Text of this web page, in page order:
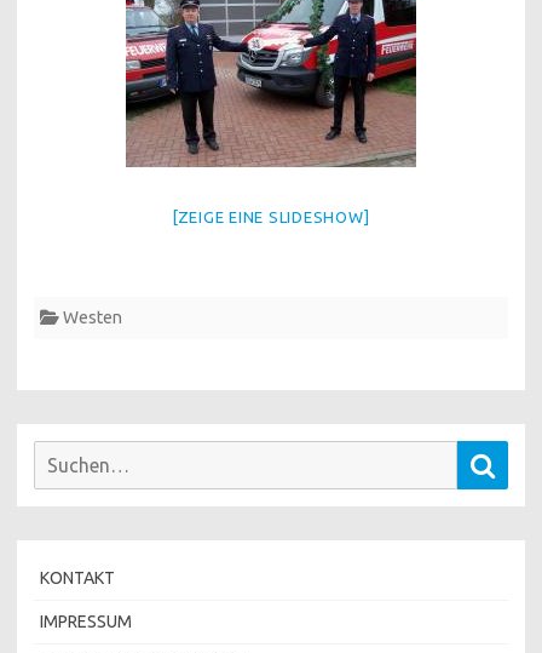
[ZEIGE EINE SLIDESHOW]
Westen
Suchen
KONTAKT
IMPRESSUM